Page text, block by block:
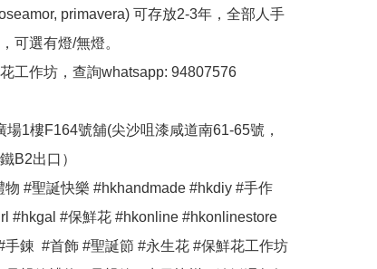
primavera) 可存放2-3年，全部人手
可選有燈/無燈。
工作坊，查詢whatsapp: 94807576
場1樓F164號舖(尖沙咀漆咸道南61-65號，
B2出口）
物 #聖誕快樂 #hkhandmade #hkdiy #手作
#hkgal #保鮮花 #hkonline #hkonlinestore
錬  #首飾 #聖誕節 #永生花 #保鮮花工作坊